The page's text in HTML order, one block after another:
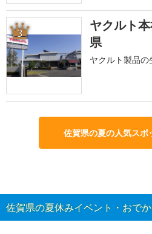
3
ヤクルト
県
ヤクルト製品
佐賀県の夏の人気スポ
佐賀県の夏休みイベント・おで